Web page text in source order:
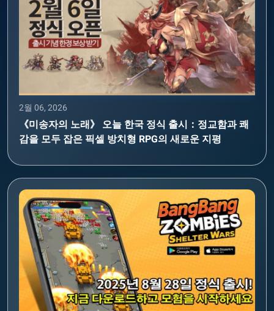
2월 06, 2026
《미송자의 노래》 오늘 한국 정식 출시：정교함과 쾌
감을 모두 잡은 픽셀 방치형 RPG의 새로운 지평